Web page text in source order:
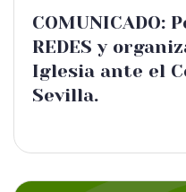
COMUNICADO:
REDES y
Iglesia ante el
Sevilla.